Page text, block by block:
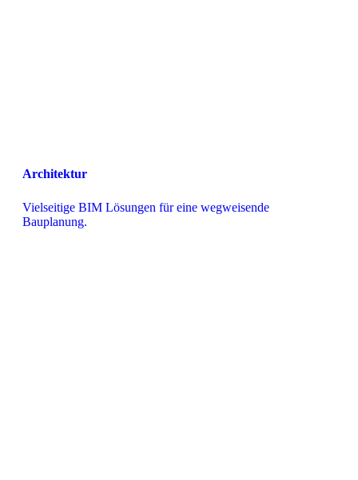
Architektur
Vielseitige BIM Lösungen für eine wegweisende
Bauplanung.